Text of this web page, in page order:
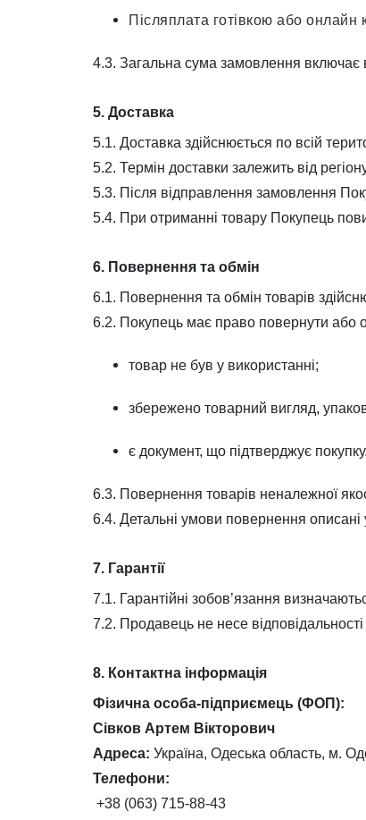
Післяплата готівкою або онлайн
4.3. Загальна сума замовлення включає
5. Доставка
5.1. Доставка здійснюється по всій
5.2. Термін доставки залежить від
5.3. Після відправлення замовлення
5.4. При отриманні товару Покупець
6. Повернення та обмін
6.1. Повернення та обмін товарів
6.2. Покупець має право повернути або
товар не був у використанні;
збережено товарний вигляд,
є документ, що підтверджує покупку.
6.3. Повернення товарів неналежної
6.4. Детальні умови повернення описані
7. Гарантії
7.1. Гарантійні зобов’язання
7.2. Продавець не несе
8. Контактна інформація
Фізична особа-підприємець (ФОП):
Сівков Артем Вікторович
Адреса: Україна, Одеська область, м.
Телефони:
+38 (063) 715-88-43